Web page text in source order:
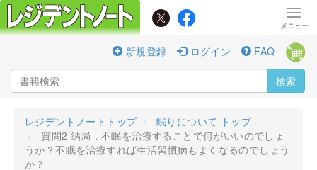
新規登録 ログイン FAQ
検索
レジデントノートトップ
眠りについて トップ
質問2 結局，不眠を治療することで何がいいのでしょ
うか？不眠を治療すれば生活習慣病もよくなるのでしょう
か？